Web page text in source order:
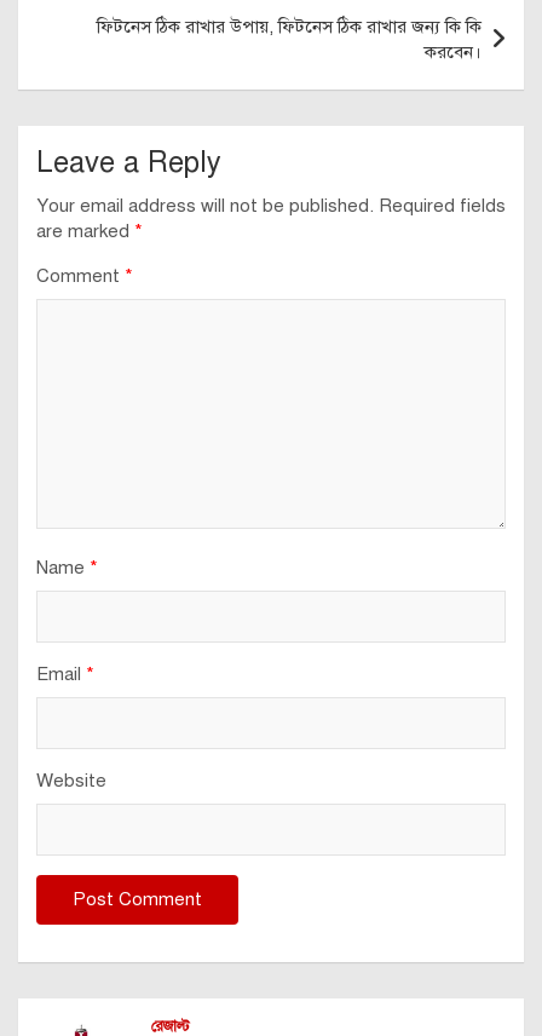
ফিটনেস ঠিক রাখার উপায়, ফিটনেস ঠিক রাখার জন্য কি কি
করবেন।
Leave a Reply
Your email address will not be published. Required fields
are marked *
Comment *
Name *
Email *
Website
রেজাল্ট